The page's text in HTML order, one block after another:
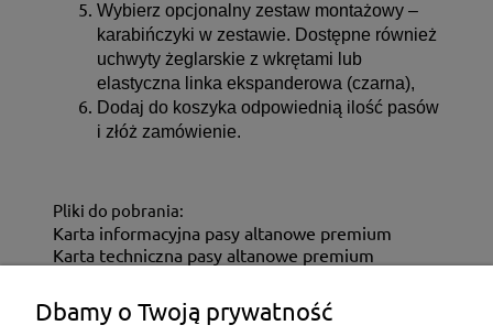
Wybierz opcjonalny zestaw montażowy –
karabińczyki w zestawie. Dostępne również
uchwyty żeglarskie z wkrętami lub
elastyczna linka ekspanderowa (czarna),
Dodaj do koszyka odpowiednią ilość pasów
i złóż zamówienie.
Pliki do pobrania:
Karta informacyjna pasy altanowe premium
Karta techniczna pasy altanowe premium
ZAKUPY
Dbamy o Twoją prywatność